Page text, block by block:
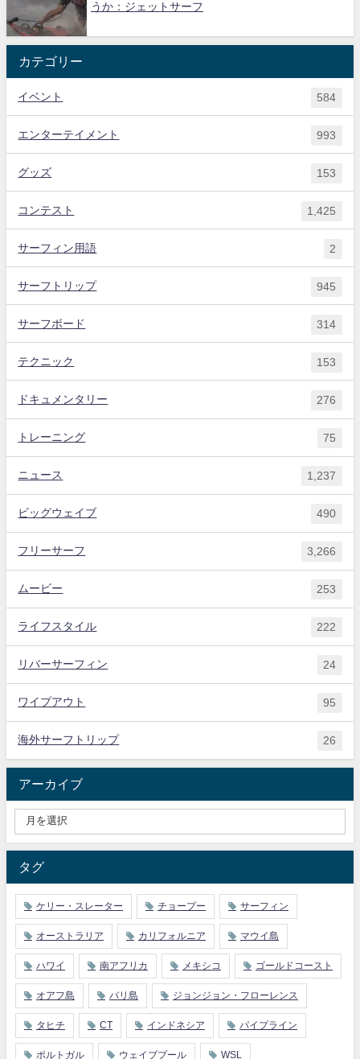
うか：ジェットサーフ
カテゴリー
イベント 584
エンターテイメント 993
グッズ 153
コンテスト 1,425
サーフィン用語 2
サーフトリップ 945
サーフボード 314
テクニック 153
ドキュメンタリー 276
トレーニング 75
ニュース 1,237
ビッグウェイブ 490
フリーサーフ 3,266
ムービー 253
ライフスタイル 222
リバーサーフィン 24
ワイプアウト 95
海外サーフトリップ 26
アーカイブ
タグ
ケリー・スレーター チョープー サーフィン
オーストラリア カリフォルニア マウイ島
ハワイ 南アフリカ メキシコ ゴールドコースト
オアフ島 バリ島 ジョンジョン・フローレンス
タヒチ CT インドネシア パイプライン
ポルトガル ウェイブプール WSL